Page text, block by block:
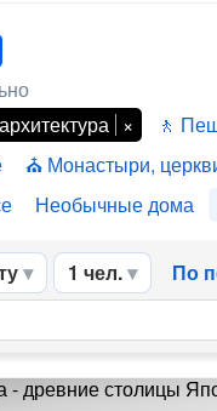
Монастыри,
Необычные дома
1 чел. По